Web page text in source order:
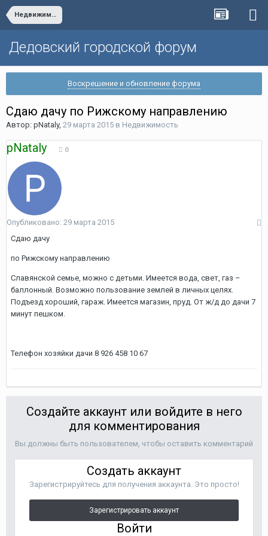
Недвижимость
Дедовский городской форум
Воскрешение и обновление форума
Сдаю дачу по Рижскому направлению
Автор: pNataly, 29 марта 2015 в Недвижимость
pNataly 0
Опубликовано: 29 марта 2015
Сдаю дачу
по Рижскому направлению
Славянской семье, можно с детьми. Имеется вода, свет, газ –
баллонный. Возможно пользование землей в личных целях.
Подъезд хороший, гараж. Имеется магазин, пруд. От ж/д до дачи 7
минут пешком.
Телефон хозяйки дачи 8 926 458 10 67
Создайте аккаунт или войдите в него
для комментирования
Вы должны быть пользователем, чтобы оставить комментарий
Создать аккаунт
Зарегистрируйтесь для получения аккаунта. Это просто!
Зарегистрировать аккаунт
Войти